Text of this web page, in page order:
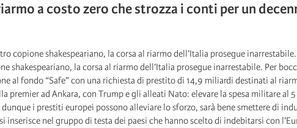
a costo zero che strozza i conti per un
copione shakespeariano, la corsa al riarmo dell’Italia prosegue
shakespeariano, la corsa al riarmo dell’Italia prosegue inarrestabile. Per
al fondo “Safe” con una richiesta di prestito di 14,9 miliardi destinati al
premier ad Ankara, con Trump e gli alleati Nato: elevare la spesa militare al
i prestiti europei possono alleviare lo sforzo, sarà bene smettere di
inserisce nel gruppo di testa dei paesi che hanno scelto di indebitarsi con